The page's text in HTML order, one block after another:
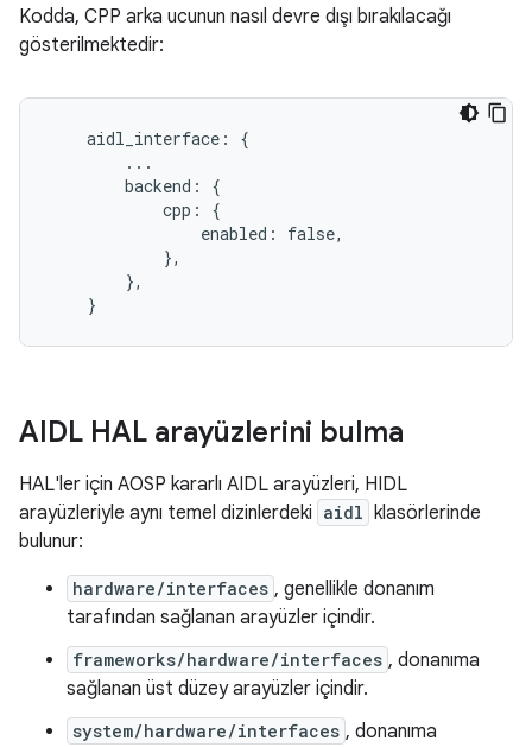
Kodda, CPP arka ucunun nasıl devre dışı bırakılacağı
gösterilmektedir:
    aidl_interface: {
        ...
        backend: {
            cpp: {
                enabled: false,
            },
        },
AIDL HAL arayüzlerini bulma
HAL'ler için AOSP kararlı AIDL arayüzleri, HIDL
arayüzleriyle aynı temel dizinlerdeki aidl klasörlerinde
bulunur:
hardware/interfaces , genellikle donanım
tarafından sağlanan arayüzler içindir.
frameworks/hardware/interfaces , donanıma
sağlanan üst düzey arayüzler içindir.
system/hardware/interfaces , donanıma